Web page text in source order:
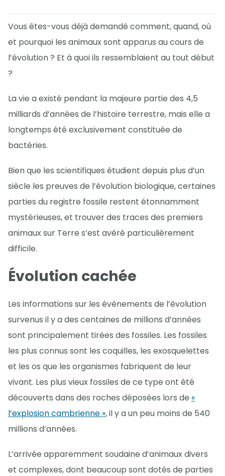
Vous êtes-vous déjà demandé comment, quand, où
et pourquoi les animaux sont apparus au cours de
l’évolution ? Et à quoi ils ressemblaient au tout début
?
La vie a existé pendant la majeure partie des 4,5
milliards d’années de l’histoire terrestre, mais elle a
longtemps été exclusivement constituée de
bactéries.
Bien que les scientifiques étudient depuis plus d’un
siècle les preuves de l’évolution biologique, certaines
parties du registre fossile restent étonnamment
mystérieuses, et trouver des traces des premiers
animaux sur Terre s’est avéré particulièrement
difficile.
Évolution cachée
Les informations sur les événements de l’évolution
survenus il y a des centaines de millions d’années
sont principalement tirées des fossiles. Les fossiles
les plus connus sont les coquilles, les exosquelettes
et les os que les organismes fabriquent de leur
vivant. Les plus vieux fossiles de ce type ont été
découverts dans des roches déposées lors de «
l’explosion cambrienne », il y a un peu moins de 540
millions d’années.
L’arrivée apparemment soudaine d’animaux divers
et complexes, dont beaucoup sont dotés de parties